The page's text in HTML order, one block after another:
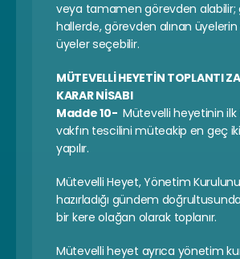
veya tamamen görevden alabilir;
hallerde, görevden alınan
üyeler seçebilir.
MÜTEVELLİ HEYETİN TOPLANTI
KARAR NİSABI
Madde 10- Mütevelli heyetinin ilk
vakfın tescilini müteakip en geç
yapılır.
Mütevelli Heyet, Yönetim
hazırladığı gündem
bir kere olağan olarak toplanır.
Mütevelli heyet ayrıca yönetim